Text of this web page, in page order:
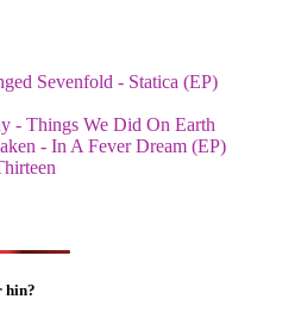
Sevenfold - Statica (EP)
- Things We Did On Earth
- In A Fever Dream (EP)
hin?